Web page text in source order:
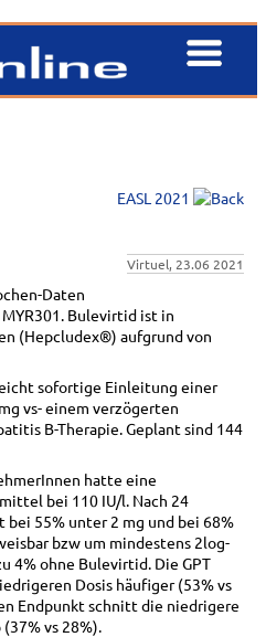
EASL 2021
Virtuel, 23.06 2021
Daten
Bulevirtid ist in
(Hepcludex®) aufgrund von
sofortige Einleitung einer
vs- einem verzögerten
B-Therapie. Geplant sind 144
hatte eine
bei 110 IU/l. Nach 24
bei 55% unter 2 mg und bei 68%
bzw um mindestens 2log-
4% ohne Bulevirtid. Die GPT
Dosis häufiger (53% vs
Endpunkt schnitt die niedrigere
vs 28%).